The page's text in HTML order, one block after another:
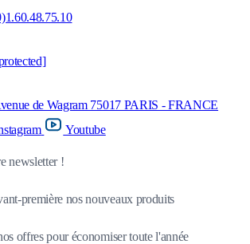
de Wagram 75017 PARIS - FRANCE
Youtube
newsletter !
première nos nouveaux produits
offres pour économiser toute l'année